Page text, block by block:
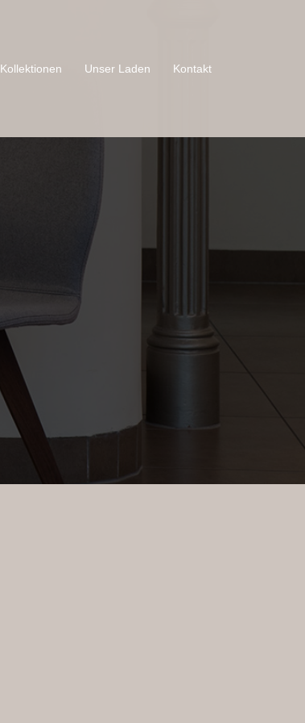
Kollektionen Unser Laden Kontakt